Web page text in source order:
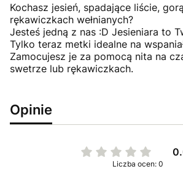
Kochasz jesień, spadające liście,
rękawiczkach wełnianych?
Jesteś jedną z nas :D Jesieniara to
Tylko teraz metki idealne na
Zamocujesz je za pomocą nita na
swetrze lub rękawiczkach.
Opinie
Liczba ocen: 0